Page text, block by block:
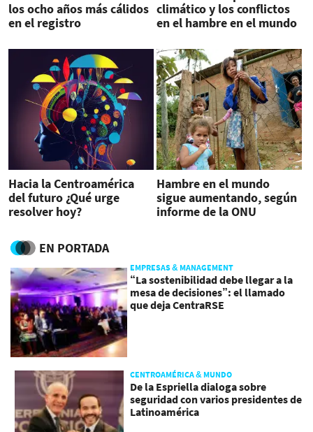
los ocho años más cálidos
en el registro
climático y los conflictos
en el hambre en el mundo
Hacia la Centroamérica
del futuro ¿Qué urge
resolver hoy?
Hambre en el mundo
sigue aumentando, según
informe de la ONU
EN PORTADA
EMPRESAS & MANAGEMENT
“La sostenibilidad debe llegar a la
mesa de decisiones”: el llamado
que deja CentraRSE
CENTROAMÉRICA & MUNDO
De la Espriella dialoga sobre
seguridad con varios presidentes de
Latinoamérica